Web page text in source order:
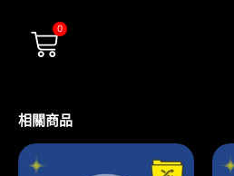
0
相關商品